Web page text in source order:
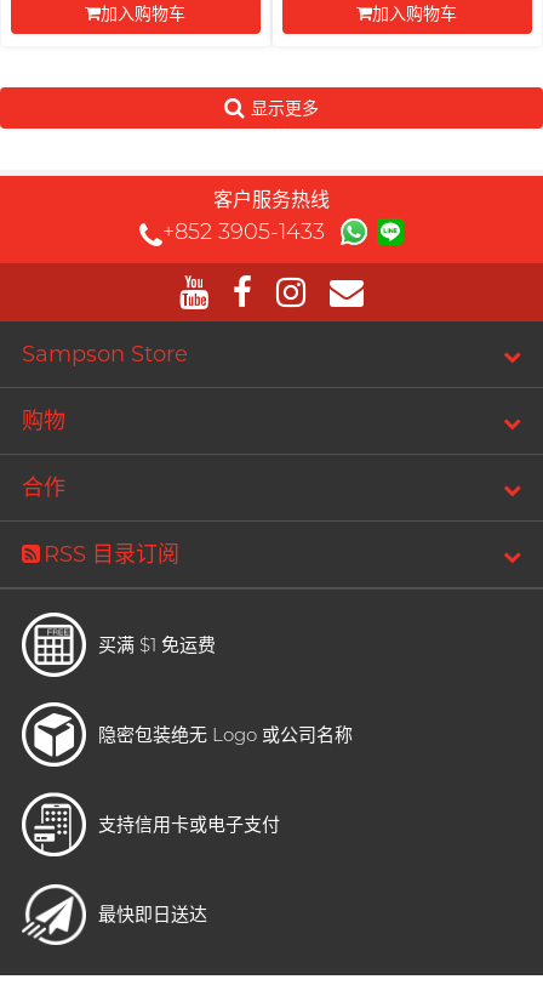
加入购物车
加入购物车
显示更多
客户服务热线
+852 3905-1433
Sampson Store
购物
合作
RSS 目录订阅
买满 $1 免运费
隐密包装绝无 Logo 或公司名称
支持信用卡或电子支付
最快即日送达